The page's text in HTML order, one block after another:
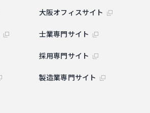
大阪オフィスサイト
士業専門サイト
採用専門サイト
製造業専門サイト